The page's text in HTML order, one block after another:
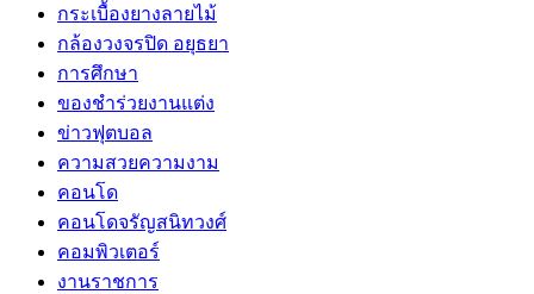
กระเบื้องยางลายไม้
กล้องวงจรปิด อยุธยา
การศึกษา
ของชำร่วยงานแต่ง
ข่าวฟุตบอล
ความสวยความงาม
คอนโด
คอนโดจรัญสนิทวงศ์
คอมพิวเตอร์
งานราชการ